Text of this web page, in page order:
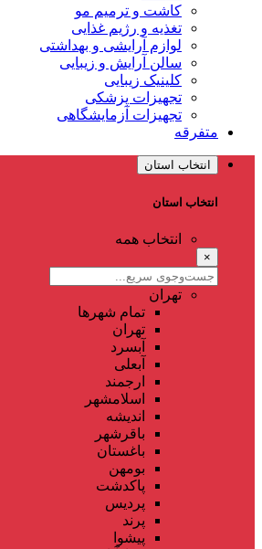
کاشت و ترمیم مو
تغذیه و رژیم غذایی
لوازم آرایشی و بهداشتی
سالن آرایش و زیبایی
کلینیک زیبایی
تجهیزات پزشکی
تجهیزات آزمایشگاهی
متفرقه
انتخاب استان
انتخاب استان
انتخاب همه
×
تهران
تمام شهر‌ها
تهران
آبسرد
آبعلی
ارجمند
اسلامشهر
اندیشه
باقرشهر
باغستان
بومهن
پاکدشت
پردیس
پرند
پیشوا